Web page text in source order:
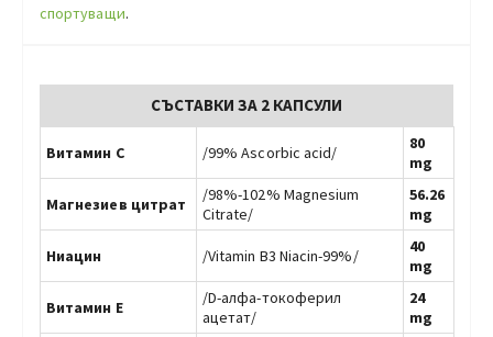
спортуващи.
СЪСТАВКИ ЗА 2 КАПСУЛИ
Витамин С /99% Ascorbic acid/
80
mg
Магнезиев цитрат
/98%-102% Magnesium
Citrate/
56.26
mg
Ниацин /Vitamin B3 Niacin-99%/
40
mg
Витамин Е
/D-алфа-токоферил
ацетат/
24
mg